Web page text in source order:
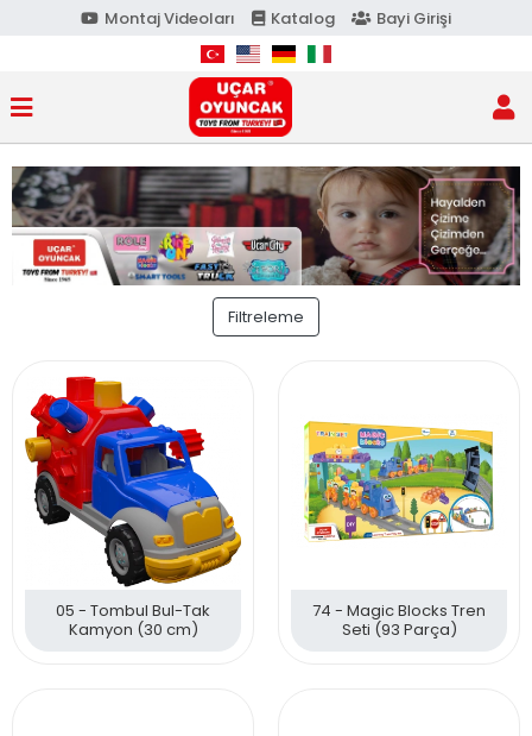
Montaj Videoları Katalog Bayi Girişi
Filtreleme
05 - Tombul Bul-Tak
Kamyon (30 cm)
74 - Magic Blocks Tren
Seti (93 Parça)